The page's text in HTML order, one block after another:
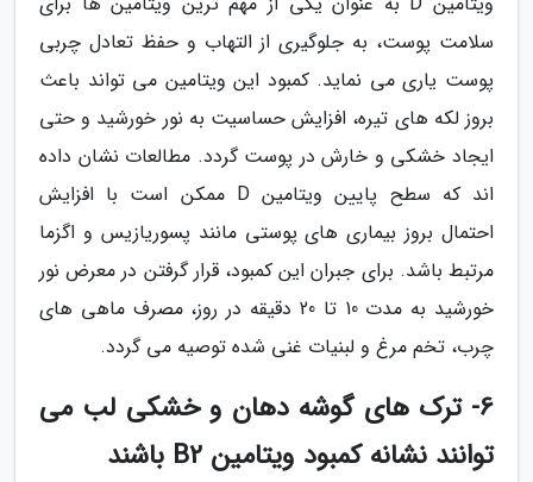
سلامت پوست، به جلوگیری از التهاب و حفظ تعادل چربی
پوست یاری می نماید. کمبود این ویتامین می تواند باعث
بروز لکه های تیره، افزایش حساسیت به نور خورشید و حتی
ایجاد خشکی و خارش در پوست گردد. مطالعات نشان داده
اند که سطح پایین ویتامین D ممکن است با افزایش
احتمال بروز بیماری های پوستی مانند پسوریازیس و اگزما
مرتبط باشد. برای جبران این کمبود، قرار گرفتن در معرض نور
خورشید به مدت 10 تا 20 دقیقه در روز، مصرف ماهی های
چرب، تخم مرغ و لبنیات غنی شده توصیه می گردد.
6- ترک های گوشه دهان و خشکی لب می
توانند نشانه کمبود ویتامین B2 باشند